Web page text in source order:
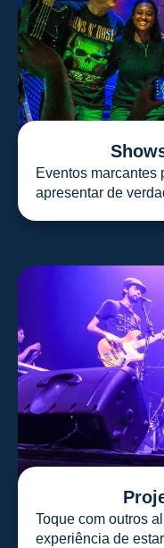
Eventos marcantes
apresentar de
Toque com outros
experiência de